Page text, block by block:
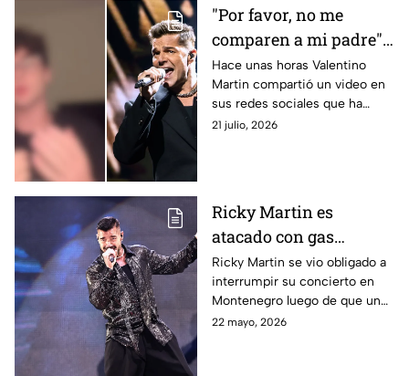
"Por favor, no me
comparen a mi padre":
Valentino Martin
EXPLOTA en redes por
comentarios sobre
Ricky Martin
Hace unas horas Valentino
Martin compartió un video en
sus redes sociales que ha
desatado cierta polémica tras
21 julio, 2026
Ricky Martin es
atacado con gas
lacrimógeno en pleno
concierto: ¿Cómo se
encuentra el cantante?
Ricky Martin se vio obligado a
interrumpir su concierto en
Montenegro luego de que un
fan lanzara gas lacrimógeno
22 mayo, 2026